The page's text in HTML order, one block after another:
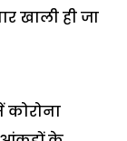
खाली ही जा
कोरोना